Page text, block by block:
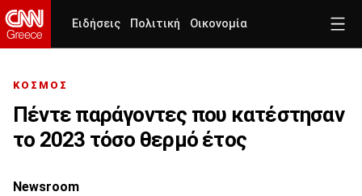
Ειδήσεις Πολιτική Οικονομία
ΚΟΣΜΟΣ
Πέντε παράγοντες που κατέστησαν
το 2023 τόσο θερμό έτος
Newsroom